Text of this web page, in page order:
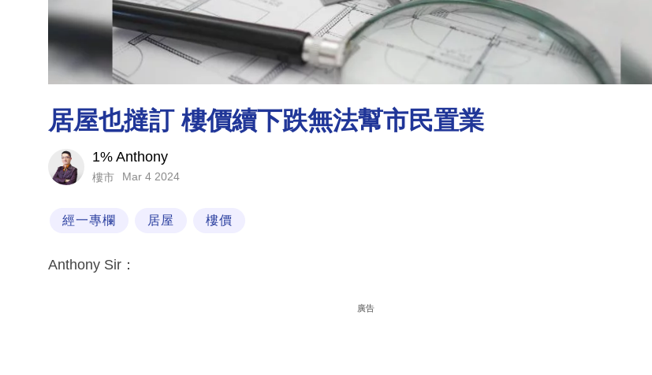
居屋也撻訂 樓價續下跌無法幫市民置業
1% Anthony
樓市 Mar 4 2024
經一專欄 居屋 樓價
Anthony Sir：
廣告